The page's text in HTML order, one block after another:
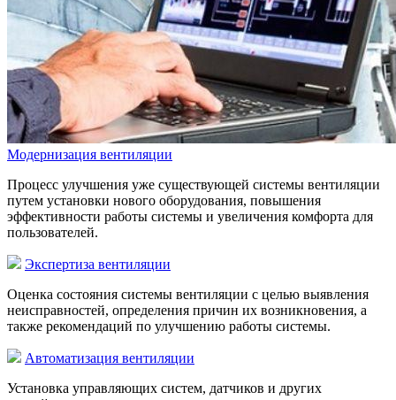
Модернизация вентиляции
Процесс улучшения уже существующей системы вентиляции
путем установки нового оборудования, повышения
эффективности работы системы и увеличения комфорта для
пользователей.
Экспертиза вентиляции
Оценка состояния системы вентиляции с целью выявления
неисправностей, определения причин их возникновения, а
также рекомендаций по улучшению работы системы.
Автоматизация вентиляции
Установка управляющих систем, датчиков и других